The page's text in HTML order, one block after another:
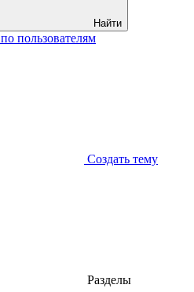
Найти
по пользователям
Создать тему
Разделы